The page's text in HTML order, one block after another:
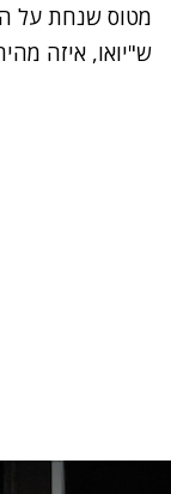
מטוס שנחת על
ש"יואו, איזה